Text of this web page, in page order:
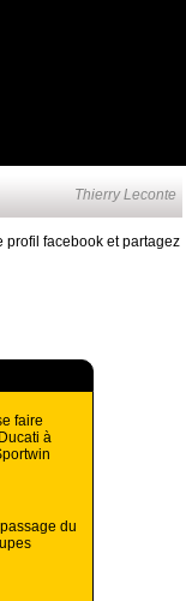
Thierry Leconte
profil facebook et partagez
faire
à
du